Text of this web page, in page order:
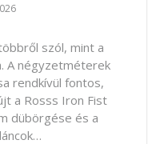
szól, mint a
A négyzetméterek
rendkívül fontos,
a Rosss Iron Fist
dübörgése és a